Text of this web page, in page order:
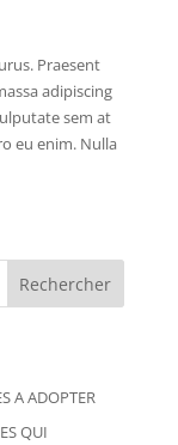
Praesent
adipiscing
sem at
eu enim. Nulla
Rechercher
A ADOPTER
QUI